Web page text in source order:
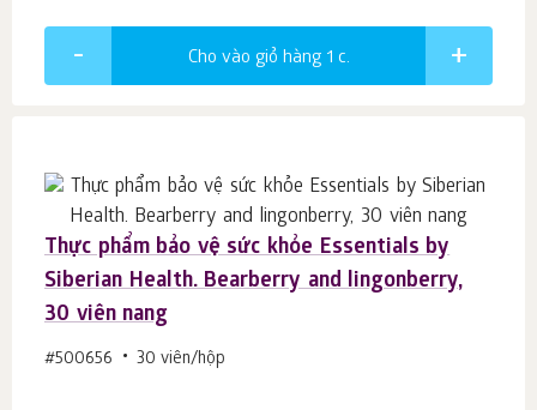
Cho vào giỏ hàng 1 c.
Thực phẩm bảo vệ sức khỏe Essentials by
Siberian Health. Bearberry and lingonberry,
30 viên nang
#500656 30 viên/hộp